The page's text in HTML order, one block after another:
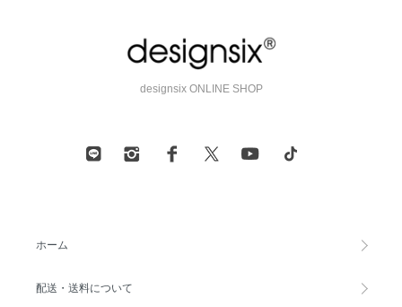
designsix ONLINE SHOP
ホーム
配送・送料について